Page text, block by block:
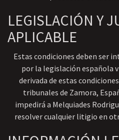
LEGISLACIÓN Y
APLICABLE
Estas condiciones deben ser
por la legislación española
derivada de estas
tribunales de Zamora,
impedirá a Melquiades
resolver cualquier litigio en